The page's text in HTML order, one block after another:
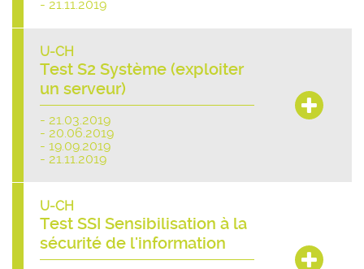
- 21.11.2019
U-CH
Test S2 Système (exploiter
un serveur)
- 21.03.2019
- 20.06.2019
- 19.09.2019
- 21.11.2019
U-CH
Test SSI Sensibilisation à la
sécurité de l'information